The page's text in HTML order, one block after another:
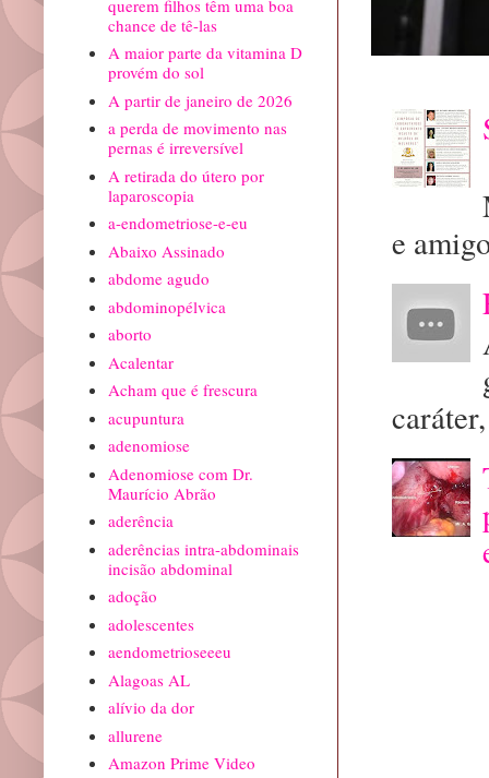
e
querem filhos têm uma boa
chance de tê-las
A maior parte da vitamina D
provém do sol
A partir de janeiro de 2026
a perda de movimento nas
pernas é irreversível
A retirada do útero por
laparoscopia
a-endometriose-e-eu
Abaixo Assinado
abdome agudo
abdominopélvica
aborto
Acalentar
Acham que é frescura
acupuntura
adenomiose
Adenomiose com Dr.
Maurício Abrão
aderência
aderências intra-abdominais
incisão abdominal
adoção
adolescentes
aendometrioseeeu
Alagoas AL
alívio da dor
allurene
Amazon Prime Video